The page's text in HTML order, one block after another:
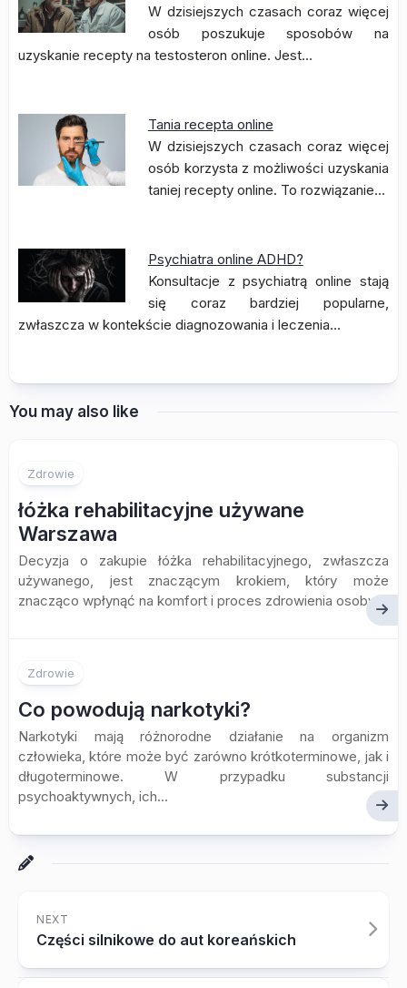
W dzisiejszych czasach coraz więcej
osób poszukuje sposobów na
uzyskanie recepty na testosteron online. Jest…
Tania recepta online
W dzisiejszych czasach coraz więcej
osób korzysta z możliwości uzyskania
taniej recepty online. To rozwiązanie…
Psychiatra online ADHD?
Konsultacje z psychiatrą online stają
się coraz bardziej popularne,
zwłaszcza w kontekście diagnozowania i leczenia…
You may also like
Zdrowie
łóżka rehabilitacyjne używane
Warszawa
Decyzja o zakupie łóżka rehabilitacyjnego, zwłaszcza
używanego, jest znaczącym krokiem, który może
znacząco wpłynąć na komfort i proces zdrowienia osoby...
Zdrowie
Co powodują narkotyki?
Narkotyki mają różnorodne działanie na organizm
człowieka, które może być zarówno krótkoterminowe, jak i
długoterminowe. W przypadku substancji
psychoaktywnych, ich...
NEXT
Części silnikowe do aut koreańskich